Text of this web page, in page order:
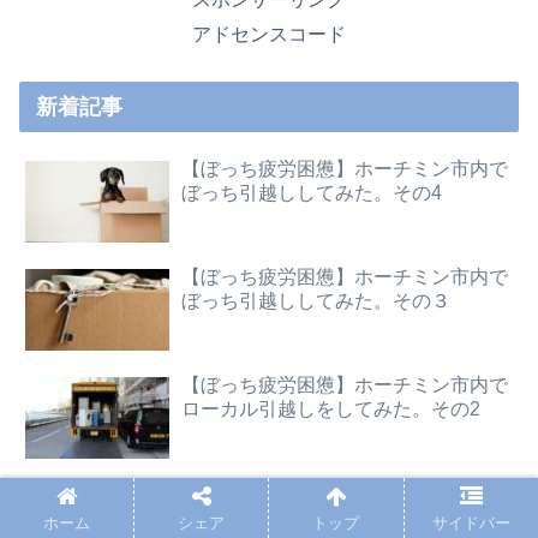
アドセンスコード
新着記事
【ぼっち疲労困憊】ホーチミン市内で
ぼっち引越ししてみた。その4
【ぼっち疲労困憊】ホーチミン市内で
ぼっち引越ししてみた。その３
【ぼっち疲労困憊】ホーチミン市内で
ローカル引越しをしてみた。その2
【ぼっち疲労困憊】ホーチミン市内で
ぼっち引越ししてみた。その1
ホーム シェア トップ サイドバー